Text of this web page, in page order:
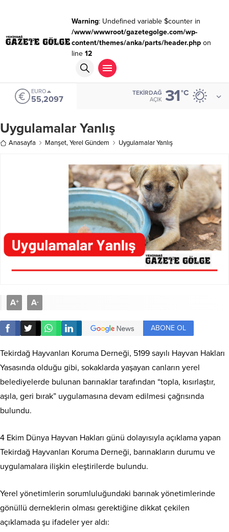
Warning: Undefined variable $counter in
/www/wwwroot/gazetegolge.com/wp-
content/themes/anka/parts/header.phpon
line 12
ALTIN
6.680,93
TEKIRDAĞ
AÇIK 31°C
Uygulamalar Yanlış
Anasayfa Manşet,Yerel Gündem Uygulamalar Yanlış
A+ A-
ABONE OL
Tekirdağ Hayvanları Koruma Derneği, 5199 sayılı Hayvan Hakları
Yasasında olduğu gibi, sokaklarda yaşayan canların yerel
belediyelerde bulunan barınaklar tarafından “topla, kısırlaştır,
aşıla, geri bırak” uygulamasına devam edilmesi çağrısında
bulundu.
4 Ekim Dünya Hayvan Hakları günü dolayısıyla açıklama yapan
Tekirdağ Hayvanları Koruma Derneği, barınakların durumu ve
uygulamalara ilişkin eleştirilerde bulundu.
Yerel yönetimlerin sorumluluğundaki barınak yönetimlerinde
gönüllü derneklerin olması gerektiğine dikkat çekilen
açıklamada şu ifadeler yer aldı: